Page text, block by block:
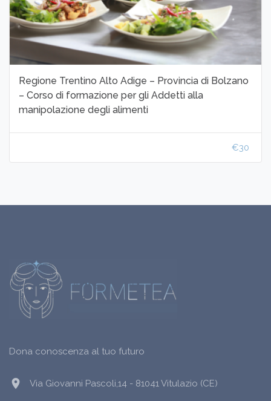
Regione Trentino Alto Adige – Provincia di Bolzano
– Corso di formazione per gli Addetti alla
manipolazione degli alimenti
€30
Dona conoscenza al tuo futuro
location_on Via Giovanni Pascoli,14 - 81041 Vitulazio (CE)